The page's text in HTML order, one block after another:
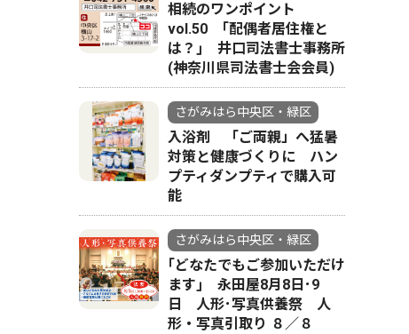
相続のワンポイント
vol.50 ｢配偶者居住権と
は？｣ 井口司法書士事務所
(神奈川県司法書士会会員)
さがみはら中央区・緑区
入浴剤 「ご両親」へ猛暑
対策と健康づくりに ハン
プティダンプティで購入可
能
さがみはら中央区・緑区
｢どなたでもご参加いただけ
ます｣ 永田屋8月8日･9
日 人形･写真供養祭 人
形・写真引取り ８／８